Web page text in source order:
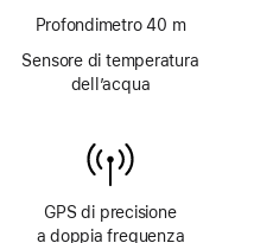
Profondimetro 40 m
Sensore di temperatura
dell’acqua
GPS di precisione
a doppia frequenza